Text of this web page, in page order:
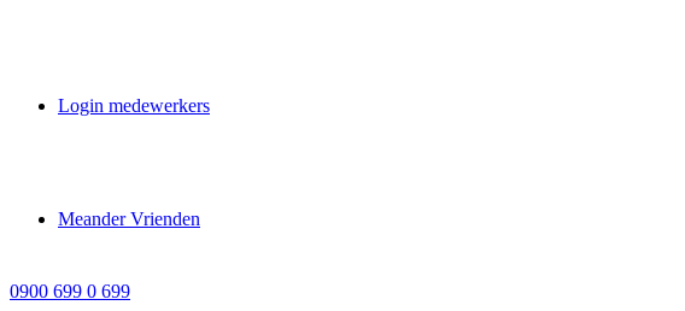
Login medewerkers
Meander Vrienden
0900 699 0 699